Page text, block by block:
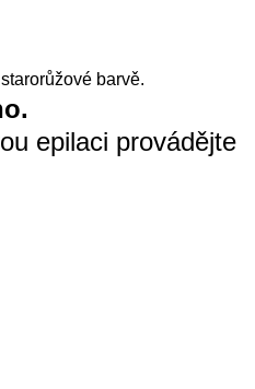
barvě.
epilaci provádějte